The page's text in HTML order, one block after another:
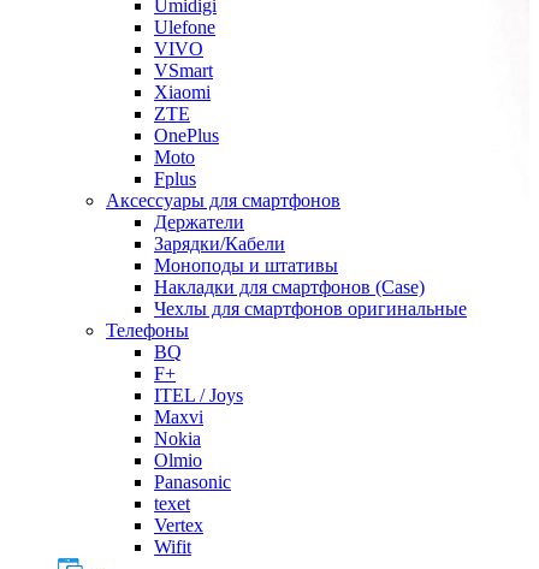
Umidigi
Ulefone
VIVO
VSmart
Xiaomi
ZTE
OnePlus
Moto
Fplus
Аксессуары для смартфонов
Держатели
Зарядки/Кабели
Моноподы и штативы
Накладки для смартфонов (Case)
Чехлы для смартфонов оригинальные
Телефоны
BQ
F+
ITEL / Joys
Maxvi
Nokia
Olmio
Panasonic
texet
Vertex
Wifit